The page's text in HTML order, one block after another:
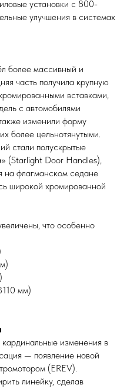
установки с 800-
улучшения в системах
более массивный и
часть получила крупную
вставками,
с автомобилями
изменили форму
более цельнотянутыми.
стали полускрытые
(Starlight Door Handles),
на флагманском седане
широкой хромированной
что особенно
мм)
изменения в
— появление новой
(EREV).
линейку, сделав